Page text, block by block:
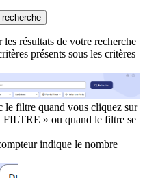
résultats de votre recherche
présents sous les critères
le filtre quand vous cliquez sur
» ou quand le filtre se
indique le nombre